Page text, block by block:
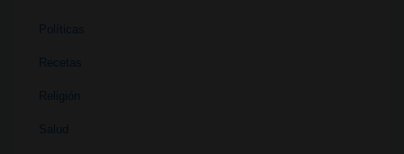
Políticas
Recetas
Religión
Salud